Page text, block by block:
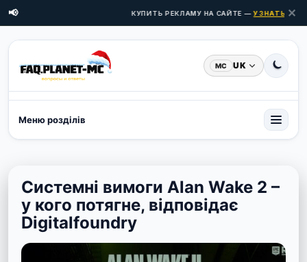
📢 КУПИТЬ РЕКЛАМУ НА САЙТЕ —УЗНАТЬ ЦЕНЫ
✕
MC UK
Меню розділів
Системні вимоги Alan Wake 2 –
у кого потягне, відповідає
Digitalfoundry